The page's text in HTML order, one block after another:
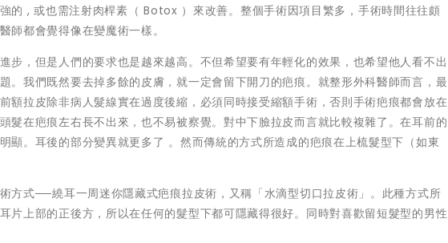
的 , 或也需注射肉桿素（ Botox ）來改善。整個手術因項目繁多，手術時間往往頗
師都會覺得像在變魔術一樣。
步，但是人們的要求也是越來越高。不但希望要有年輕化的效果，也希望他人看不出
。我們既然要去掉多餘的皮膚，就一定會留下開刀的疤痕。就整形外科醫師而言，最
額拉皮除非病人髮線實在過度後縮，必須同時接受縮額手術，否則手術疤痕都會放在
髮在疤痕左右長不出來，也不易被察覺。對中下臉拉皮而言就比較複雜了。在耳前的
顯。耳後的部分變異就更多了 。然而傳統的方式所造成的疤痕在上梳髮型下（如東
方式──繞耳一周迷你隱藏式疤痕拉皮術，又稱「水滴型切口拉皮術」。此種方式所
片上部的正後方，所以在任何的髮型下都可隱藏得很好。同時對喜歡留短髮型的男性